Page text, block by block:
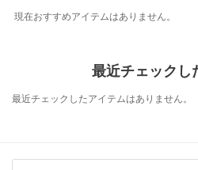
現在おすすめアイテムはありません。
最近チェックし
最近チェックしたアイテムはありません。